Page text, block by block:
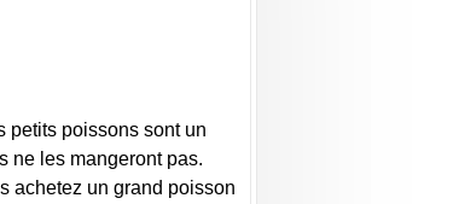
petits poissons sont un
ne les mangeront pas.
achetez un grand poisson